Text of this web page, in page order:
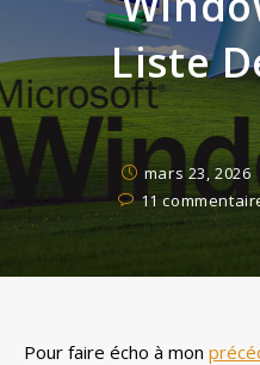
Liste
mars 23, 2026
11
Pour faire écho à mon